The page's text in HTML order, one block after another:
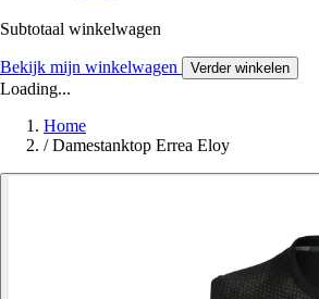
Subtotaal winkelwagen
Bekijk mijn winkelwagen Verder winkelen
Loading...
Home
/ Damestanktop Errea Eloy